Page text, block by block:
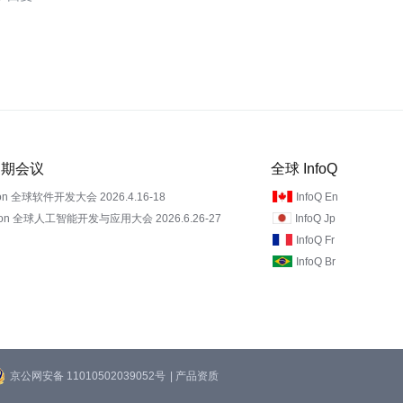
会议
全球软件开发大会 2026.4.16-18
全球人工智能开发与应用大会 2026.6.26-27
全球 InfoQ
InfoQ En
InfoQ Jp
InfoQ Fr
InfoQ Br
京公网安备 11010502039052号 | 产品资质